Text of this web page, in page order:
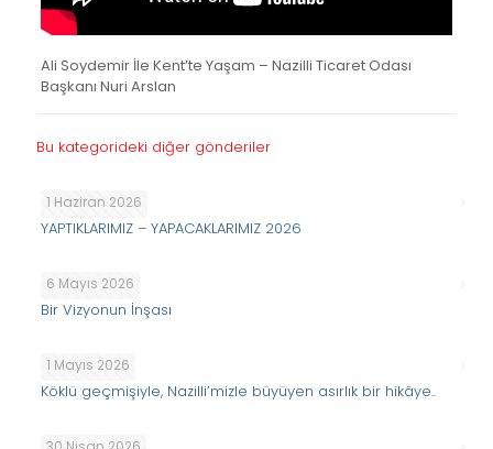
Ali Soydemir İle Kent’te Yaşam – Nazilli Ticaret Odası
Başkanı Nuri Arslan
Bu kategorideki diğer gönderiler
1 Haziran 2026
YAPTIKLARIMIZ – YAPACAKLARIMIZ 2026
6 Mayıs 2026
Bir Vizyonun İnşası
1 Mayıs 2026
Köklü geçmişiyle, Nazilli’mizle büyüyen asırlık bir hikâye..